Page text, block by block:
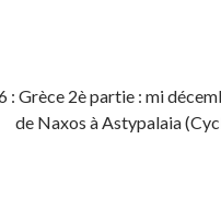
: Grèce 2è partie : mi
de Naxos à Astypalaia